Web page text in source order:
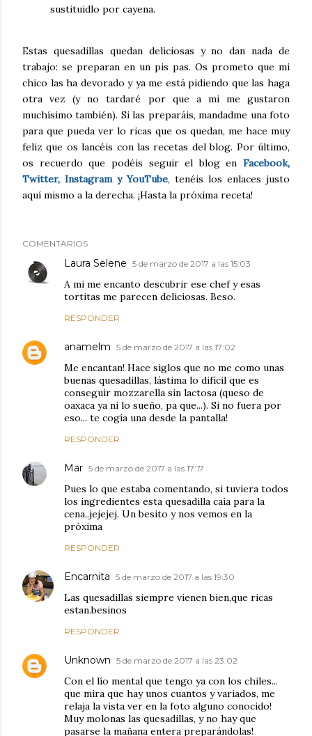
sustituidlo por cayena.
Estas quesadillas quedan deliciosas y no dan nada de
trabajo: se preparan en un pis pas. Os prometo que mi
chico las ha devorado y ya me está pidiendo que las haga
otra vez (y no tardaré por que a mi me gustaron
muchísimo también). Si las preparáis, mandadme una foto
para que pueda ver lo ricas que os quedan, me hace muy
feliz que os lancéis con las recetas del blog. Por último,
os recuerdo que podéis seguir el blog en Facebook,
Twitter, Instagram y YouTube, tenéis los enlaces justo
aquí mismo a la derecha. ¡Hasta la próxima receta!
COMENTARIOS
Laura Selene 5 de marzo de 2017 a las 15:03
A mi me encanto descubrir ese chef y esas
tortitas me parecen deliciosas. Beso.
RESPONDER
anamelm 5 de marzo de 2017 a las 17:02
Me encantan! Hace siglos que no me como unas
buenas quesadillas, lástima lo difícil que es
conseguir mozzarella sin lactosa (queso de
oaxaca ya ni lo sueño, pa que...). Si no fuera por
eso... te cogía una desde la pantalla!
RESPONDER
Mar 5 de marzo de 2017 a las 17:17
Pues lo que estaba comentando, si tuviera todos
los ingredientes esta quesadilla caía para la
cena..jejejej. Un besito y nos vemos en la
próxima
RESPONDER
Encarnita 5 de marzo de 2017 a las 19:30
Las quesadillas siempre vienen bien,que ricas
estan.besinos
RESPONDER
Unknown 5 de marzo de 2017 a las 23:02
Con el lío mental que tengo ya con los chiles...
que mira que hay unos cuantos y variados, me
relaja la vista ver en la foto alguno conocido!
Muy molonas las quesadillas, y no hay que
pasarse la mañana entera preparándolas!